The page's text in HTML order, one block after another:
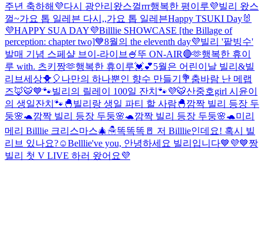
주년 축하해💜다시 광안리왔스껄rrr행복한 평이루💜빌리 왔스
껄~가요 톱 일레븐 다시,,가요 톱 일레븐Happy TSUKI Day🐰
💜HAPPY SUA DAY💜Billlie SHOWCASE [the Billage of
perception: chapter two]💙8월의 the eleventh day💜빌리 '팥빙수'
발매 기념 스페샬 브이-라이브🍧뚜 ON-AIR🔴🫶행복한 휴이
루 with. 츠키짱🫶행복한 휴이루💓💕5월은 어린이날 빌리&빌
리브세상🐥🎈 나만의 하나뿐인 향수 만들기💐 춤바람 난 메랩
즈🦊🐯💙🐾빌리의 릴레이 100일 잔치🐾💜🐯산중호girl 시윤이
의 생일잔치🐾 🐣빌리랑 생일 파티 할 사람🐣깜짝 빌리 등장 두
둥🌸🐢깜짝 빌리 등장 두둥🌸🐢깜짝 빌리 등장 두둥🌸🐢미리
메리 Billlie 크리스마스🎄☃똑똑똑🚪 저 Billlie인데요! 혹시 빌
리브 있나요?☺️Belllie've you, 안녕하세요 빌리입니다💙💜💙짱
빌리 첫 V LIVE 하러 왔어요💜